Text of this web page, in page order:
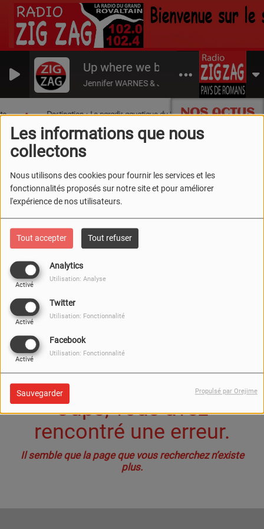
Les informations que nous
collectons
Nous utilisons des cookies pour fournir les services et les
fonctionnalités proposés sur notre site et pour améliorer
l'expérience de nos utilisateurs.
Tout accepter Tout refuser
Analytics
Activé
Utilisation: Analyse
Twitter
Activé
Utilisation: Fonctionnalité
Facebook
Activé
Utilisation: Fonctionnalité
Sauvegarder Propulsé par Orejime
Up where we belong
Jennifer WARNES & Joe COCKER
NOS ACTUS
Destination : Le paradis aquatique du Sud Drôme !
Oups, vous avez
rencontré une erreur.
Il semble que la page que vous recherchez n’existe
plus.